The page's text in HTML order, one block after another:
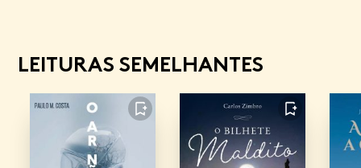
LEITURAS SEMELHANTES
FAVORITO FAVORITO